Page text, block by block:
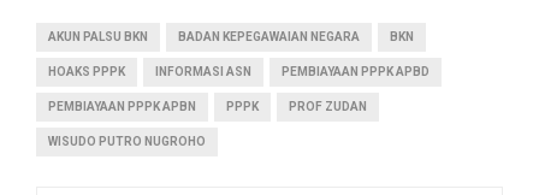
AKUN PALSU BKN BADAN KEPEGAWAIAN NEGARA BKN
HOAKS PPPK INFORMASI ASN PEMBIAYAAN PPPK APBD
PEMBIAYAAN PPPK APBN PPPK PROF ZUDAN
WISUDO PUTRO NUGROHO